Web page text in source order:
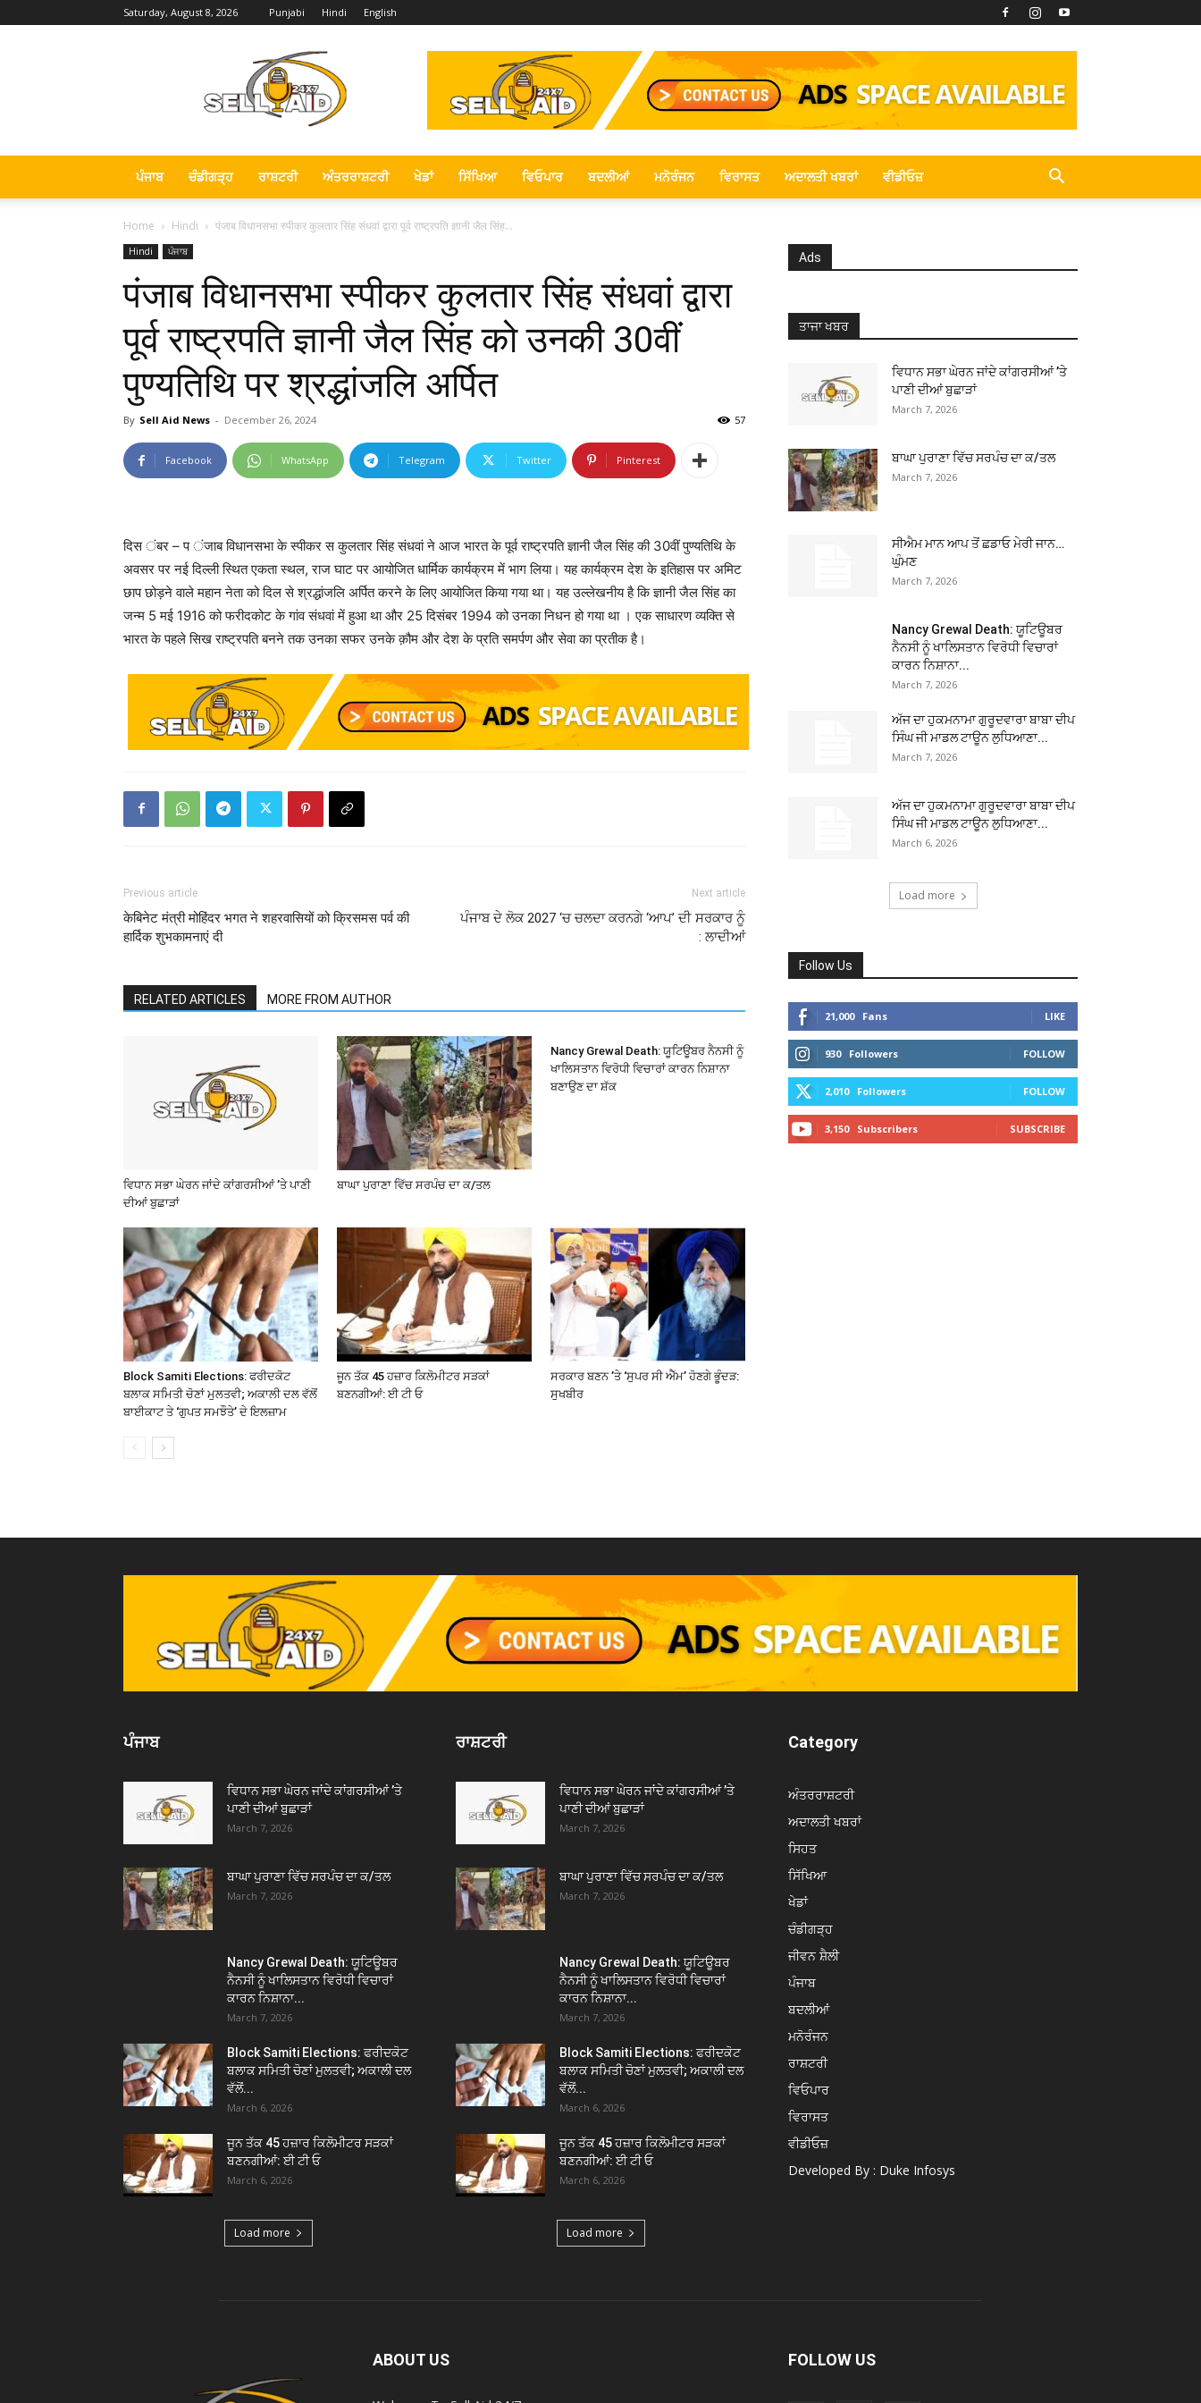
Saturday, August 8, 2026 Punjabi Hindi English
Sell
Aid
News
ਪੰਜਾਬ ਚੰਡੀਗੜ੍ਹ ਰਾਸ਼ਟਰੀ ਅੰਤਰਰਾਸ਼ਟਰੀ ਖੇਡਾਂ ਸਿੱਖਿਆ ਵਿਓਪਾਰ ਬਦਲੀਆਂ ਮਨੋਰੰਜਨ ਵਿਰਾਸਤ ਅਦਾਲਤੀ ਖਬਰਾਂ ਵੀਡੀਓਜ਼
Home Hindi पंजाब विधानसभा स्पीकर कुलतार सिंह संधवां द्वारा पूर्व राष्ट्रपति ज्ञानी जैल सिंह...
Hindi ਪੰਜਾਬ
पंजाब विधानसभा स्पीकर कुलतार सिंह संधवां द्वारा
पूर्व राष्ट्रपति ज्ञानी जैल सिंह को उनकी 30वीं
पुण्यतिथि पर श्रद्धांजलि अर्पित
By Sell Aid News - December 26, 2024 57
Facebook WhatsApp Telegram Twitter Pinterest
दिस ंबर – प ंजाब विधानसभा के स्पीकर स कुलतार सिंह संधवां ने आज भारत के पूर्व राष्ट्रपति ज्ञानी जैल सिंह की 30वीं पुण्यतिथि के
अवसर पर नई दिल्ली स्थित एकता स्थल, राज घाट पर आयोजित धार्मिक कार्यक्रम में भाग लिया। यह कार्यक्रम देश के इतिहास पर अमिट
छाप छोड़ने वाले महान नेता को दिल से श्रद्धांजलि अर्पित करने के लिए आयोजित किया गया था। यह उल्लेखनीय है कि ज्ञानी जैल सिंह का
जन्म 5 मई 1916 को फरीदकोट के गांव संधवां में हुआ था और 25 दिसंबर 1994 को उनका निधन हो गया था । एक साधारण व्यक्ति से
भारत के पहले सिख राष्ट्रपति बनने तक उनका सफर उनके क़ौम और देश के प्रति समर्पण और सेवा का प्रतीक है।
Previous article
केबिनेट मंत्री मोहिंदर भगत ने शहरवासियों को क्रिसमस पर्व की
हार्दिक शुभकामनाएं दी
Next article
ਪੰਜਾਬ ਦੇ ਲੋਕ 2027 ‘ਚ ਚਲਦਾ ਕਰਨਗੇ ‘ਆਪ’ ਦੀ ਸਰਕਾਰ ਨੂੰ
: ਲਾਦੀਆਂ
RELATED ARTICLES MORE FROM AUTHOR
ਵਿਧਾਨ ਸਭਾ ਘੇਰਨ ਜਾਂਦੇ ਕਾਂਗਰਸੀਆਂ ’ਤੇ ਪਾਣੀ
ਦੀਆਂ ਬੁਛਾੜਾਂ
ਬਾਘਾ ਪੁਰਾਣਾ ਵਿੱਚ ਸਰਪੰਚ ਦਾ ਕ/ਤਲ
Nancy Grewal Death: ਯੂਟਿਊਬਰ ਨੈਨਸੀ ਨੂੰ
ਖਾਲਿਸਤਾਨ ਵਿਰੋਧੀ ਵਿਚਾਰਾਂ ਕਾਰਨ ਨਿਸ਼ਾਨਾ
ਬਣਾਉਣ ਦਾ ਸ਼ੱਕ
Block Samiti Elections: ਫਰੀਦਕੋਟ
ਬਲਾਕ ਸਮਿਤੀ ਚੋਣਾਂ ਮੁਲਤਵੀ; ਅਕਾਲੀ ਦਲ ਵੱਲੋਂ
ਬਾਈਕਾਟ ਤੇ ‘ਗੁਪਤ ਸਮਝੌਤੇ’ ਦੇ ਇਲਜ਼ਾਮ
ਜੂਨ ਤੱਕ 45 ਹਜ਼ਾਰ ਕਿਲੋਮੀਟਰ ਸੜਕਾਂ
ਬਣਨਗੀਆਂ: ਈ ਟੀ ਓ
ਸਰਕਾਰ ਬਣਨ ’ਤੇ ‘ਸੁਪਰ ਸੀ ਐੱਮ’ ਹੋਣਗੇ ਭੂੰਦੜ:
ਸੁਖਬੀਰ
Ads
ਤਾਜਾ ਖਬਰ
ਵਿਧਾਨ ਸਭਾ ਘੇਰਨ ਜਾਂਦੇ ਕਾਂਗਰਸੀਆਂ ’ਤੇ
ਪਾਣੀ ਦੀਆਂ ਬੁਛਾੜਾਂ
March 7, 2026
ਬਾਘਾ ਪੁਰਾਣਾ ਵਿੱਚ ਸਰਪੰਚ ਦਾ ਕ/ਤਲ
March 7, 2026
ਸੀਐਮ ਮਾਨ ਆਪ ਤੋਂ ਛਡਾਓ ਮੇਰੀ ਜਾਨ…
ਘੁੰਮਣ
March 7, 2026
Nancy Grewal Death: ਯੂਟਿਊਬਰ
ਨੈਨਸੀ ਨੂੰ ਖਾਲਿਸਤਾਨ ਵਿਰੋਧੀ ਵਿਚਾਰਾਂ
ਕਾਰਨ ਨਿਸ਼ਾਨਾ...
March 7, 2026
ਅੱਜ ਦਾ ਹੁਕਮਨਾਮਾ ਗੁਰੂਦਵਾਰਾ ਬਾਬਾ ਦੀਪ
ਸਿੰਘ ਜੀ ਮਾਡਲ ਟਾਊਨ ਲੁਧਿਆਣਾ...
March 7, 2026
ਅੱਜ ਦਾ ਹੁਕਮਨਾਮਾ ਗੁਰੂਦਵਾਰਾ ਬਾਬਾ ਦੀਪ
ਸਿੰਘ ਜੀ ਮਾਡਲ ਟਾਊਨ ਲੁਧਿਆਣਾ...
March 6, 2026
Load more
Follow Us
21,000 Fans LIKE
930 Followers FOLLOW
2,010 Followers FOLLOW
3,150 Subscribers SUBSCRIBE
ਪੰਜਾਬ
ਵਿਧਾਨ ਸਭਾ ਘੇਰਨ ਜਾਂਦੇ ਕਾਂਗਰਸੀਆਂ ’ਤੇ
ਪਾਣੀ ਦੀਆਂ ਬੁਛਾੜਾਂ
March 7, 2026
ਬਾਘਾ ਪੁਰਾਣਾ ਵਿੱਚ ਸਰਪੰਚ ਦਾ ਕ/ਤਲ
March 7, 2026
Nancy Grewal Death: ਯੂਟਿਊਬਰ
ਨੈਨਸੀ ਨੂੰ ਖਾਲਿਸਤਾਨ ਵਿਰੋਧੀ ਵਿਚਾਰਾਂ
ਕਾਰਨ ਨਿਸ਼ਾਨਾ...
March 7, 2026
Block Samiti Elections: ਫਰੀਦਕੋਟ
ਬਲਾਕ ਸਮਿਤੀ ਚੋਣਾਂ ਮੁਲਤਵੀ; ਅਕਾਲੀ ਦਲ
ਵੱਲੋਂ...
March 6, 2026
ਜੂਨ ਤੱਕ 45 ਹਜ਼ਾਰ ਕਿਲੋਮੀਟਰ ਸੜਕਾਂ
ਬਣਨਗੀਆਂ: ਈ ਟੀ ਓ
March 6, 2026
Load more
ਰਾਸ਼ਟਰੀ
ਵਿਧਾਨ ਸਭਾ ਘੇਰਨ ਜਾਂਦੇ ਕਾਂਗਰਸੀਆਂ ’ਤੇ
ਪਾਣੀ ਦੀਆਂ ਬੁਛਾੜਾਂ
March 7, 2026
ਬਾਘਾ ਪੁਰਾਣਾ ਵਿੱਚ ਸਰਪੰਚ ਦਾ ਕ/ਤਲ
March 7, 2026
Nancy Grewal Death: ਯੂਟਿਊਬਰ
ਨੈਨਸੀ ਨੂੰ ਖਾਲਿਸਤਾਨ ਵਿਰੋਧੀ ਵਿਚਾਰਾਂ
ਕਾਰਨ ਨਿਸ਼ਾਨਾ...
March 7, 2026
Block Samiti Elections: ਫਰੀਦਕੋਟ
ਬਲਾਕ ਸਮਿਤੀ ਚੋਣਾਂ ਮੁਲਤਵੀ; ਅਕਾਲੀ ਦਲ
ਵੱਲੋਂ...
March 6, 2026
ਜੂਨ ਤੱਕ 45 ਹਜ਼ਾਰ ਕਿਲੋਮੀਟਰ ਸੜਕਾਂ
ਬਣਨਗੀਆਂ: ਈ ਟੀ ਓ
March 6, 2026
Load more
Category
ਅੰਤਰਰਾਸ਼ਟਰੀ
ਅਦਾਲਤੀ ਖਬਰਾਂ
ਸਿਹਤ
ਸਿੱਖਿਆ
ਖੇਡਾਂ
ਚੰਡੀਗੜ੍ਹ
ਜੀਵਨ ਸ਼ੈਲੀ
ਪੰਜਾਬ
ਬਦਲੀਆਂ
ਮਨੋਰੰਜਨ
ਰਾਸ਼ਟਰੀ
ਵਿਓਪਾਰ
ਵਿਰਾਸਤ
ਵੀਡੀਓਜ਼
Developed By : Duke Infosys
ABOUT US FOLLOW US